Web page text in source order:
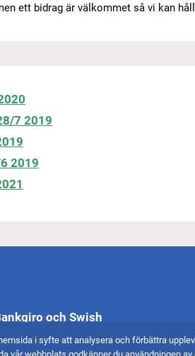
ett bidrag är välkommet så vi kan
7 2019
2019
och Swish
5751-2261i syfte att analysera och förbättra